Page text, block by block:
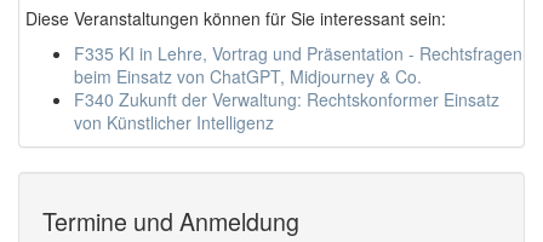
Diese Veranstaltungen können für Sie interessant sein:
F335 KI in Lehre, Vortrag und Präsentation - Rechtsfragen
beim Einsatz von ChatGPT, Midjourney & Co.
F340 Zukunft der Verwaltung: Rechtskonformer Einsatz
von Künstlicher Intelligenz
Termine und Anmeldung